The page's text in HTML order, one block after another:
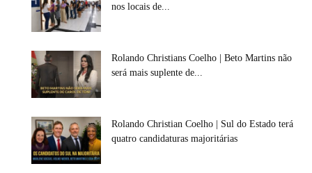
nos locais de...
Rolando Christians Coelho | Beto Martins não
será mais suplente de...
Rolando Christian Coelho | Sul do Estado terá
quatro candidaturas majoritárias